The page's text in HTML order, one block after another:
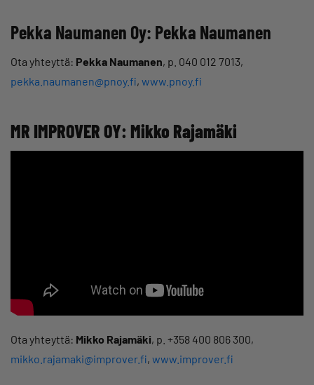
Pekka Naumanen Oy: Pekka Naumanen
Ota yhteyttä: Pekka Naumanen, p. 040 012 7013,
pekka.naumanen@pnoy.fi, www.pnoy.fi
MR IMPROVER OY: Mikko Rajamäki
Ota yhteyttä: Mikko Rajamäki, p. +358 400 806 300,
mikko.rajamaki@improver.fi, www.improver.fi